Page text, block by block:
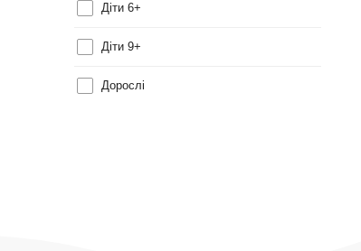
Діти 6+
Діти 9+
Дорослі